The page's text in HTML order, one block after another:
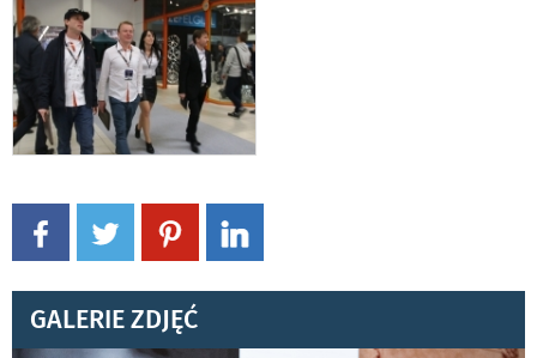
GALERIE ZDJĘĆ